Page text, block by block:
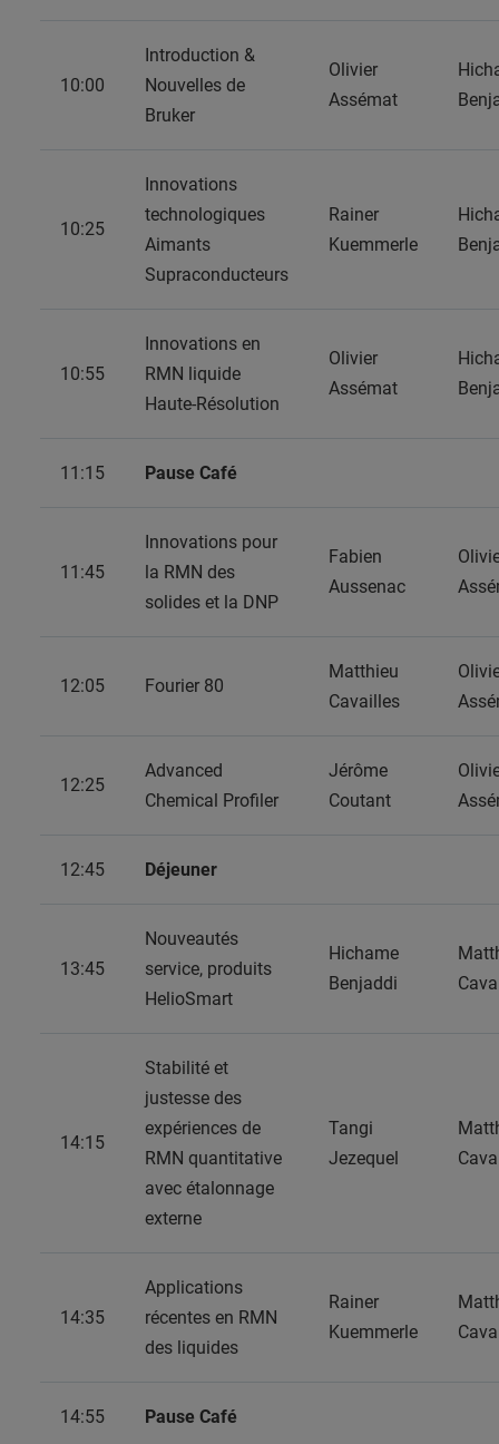
10:00
Introduction &
Nouvelles de
Bruker
Olivier
Assémat
10:25
Innovations
technologiques
Aimants
Supraconducteurs
Rainer
Kuemmerle
10:55
Innovations en
RMN liquide
Haute-Résolution
Olivier
Assémat
11:15 Pause Café
11:45
Innovations pour
la RMN des
solides et la DNP
Fabien
Aussenac
12:05 Fourier 80
Matthieu
Cavailles
12:25
Advanced
Chemical Profiler
Jérôme
Coutant
12:45 Déjeuner
13:45
Nouveautés
service, produits
HelioSmart
Hichame
Benjaddi
14:15
Stabilité et
justesse des
expériences de
RMN quantitative
avec étalonnage
externe
Tangi
Jezequel
14:35
Applications
récentes en RMN
des liquides
Rainer
Kuemmerle
14:55 Pause Café